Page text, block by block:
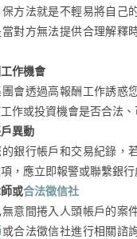
方法就是不輕易將自己
對方無法提供合理解釋
作機會
會透過高報酬工作誘惑
作或投資機會是否合法、
異動
銀行帳戶和交易紀錄，
，應立即報警或聯繫銀行
或合法徵信社
意間捲入人頭帳戶的案
或合法徵信社進行相關諮